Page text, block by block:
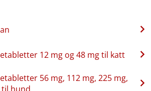
12 mg og 48 mg til katt
56 mg, 112 mg, 225 mg,